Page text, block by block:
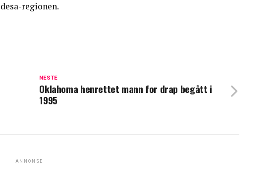
regionen.
NESTE
Oklahoma henrettet mann for drap begått i
1995
ANNONSE